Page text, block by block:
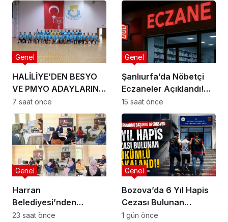
HALİLİYE’DEN BESYO
VE PMYO ADAYLARINA
PROFESYONEL
HAZIRLIK DESTEĞİ
Genel
7 saat önce
Şanlıurfa’da Nöbetçi
Eczaneler Açıklandı!
İşte 5 Ağustos 2026
Listesi
Genel
15 saat önce
Harran
Belediyesi’nden
Üniversite Hayali Kuran
Genel
23 saat önce
Bozova’da 6 Yıl Hapis
Cezası Bulunan
Hükümlü Yakalandı
Genel
1 gün önce